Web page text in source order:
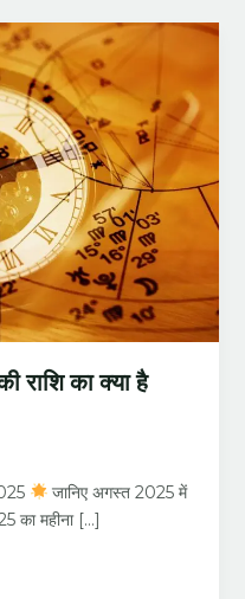
राशि का क्या है
जानिए अगस्त 2025 में
का महीना […]